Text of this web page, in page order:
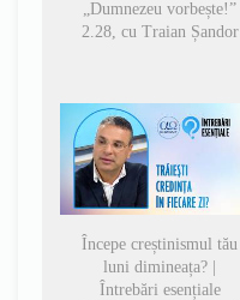
„Dumnezeu vorbește!”
2.28, cu Traian Șandor
Începe creștinismul tău
luni dimineața? |
Întrebări esențiale